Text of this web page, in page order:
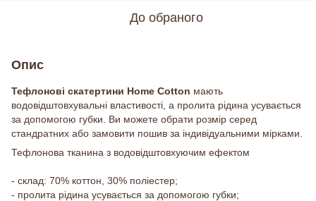
До обраного
Опис
Тефлонові скатертини Home Cotton мають
водовідштовхувальні властивості, а пролита рідина усувається
за допомогою губки. Ви можете обрати розмір серед
стандратних або замовити пошив за індивідуальними мірками.
Тефлонова тканина з водовідштовхуючим ефектом
- склад: 70% коттон, 30% поліестер;
- пролита рідина усувається за допомогою губки;